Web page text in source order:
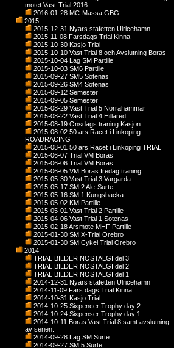
motet Vast-Trial 2016
2016-01-28 MC-Massa GBG
2015
2015-12-31 Nyars stafetten Ulricehamn
2015-11-08 Farsdags Trial Kinna
2015-10-30 Kasjo Trial
2015-10-10 Vast Trial 8 och Avslutning Boras
2015-10-04 Lag SM Partille
2015-10-03 SM6 Partille
2015-09-27 SM5 Sotenas
2015-09-26 SM4 Sotenas
2015-09-12 Semester
2015-09-05 Semester
2015-08-29 Vast Trial 5 Norrahammar
2015-08-22 Vast Trial 4 Hillared
2015-08-19 Onsdags traning Kasjon
2015-08-02 50 ars Racet i Linkoping
ROADRACING
2015-08-01 50 ars Racet i Linkoping TRIAL
2015-06-07 Trial VM Boras
2015-06-06 Trial VM Boras
2015-06-05 VM Boras fredag traning
2015-05-30 Vast Trial 3 Vargarda
2015-05-17 SM 2 Ale-Surte
2015-05-16 SM 1 Kungsbacka
2015-05-02 KM Partille
2015-05-01 Vast Trial 2 Partille
2015-04-06 Vast Trial 1 Sotenas
2015-02-18 Arsmote MHF Partille
2015-01-30 SM X-Trial Orebro
2015-01-30 SM Cykel Trial Orebro
2014
TRIAL BILDER NOSTALGI del 3
TRIAL BILDER NOSTALGI del 2
TRIAL BILDER NOSTALGI del 1
2014-12-31 Nyars stafetten Ulricehamn
2014-11-09 Fars dags Trial Kinna
2014-10-31 Kasjo Trial
2014-10-25 Sixpencer Trophy day 2
2014-10-24 Sixpenser Trophy day 1
2014-10-11 Boras Vast Trial 8 samt avslutning
av serien.
2014-09-28 Lag SM Surte
2014-09-27 SM 5 Surte